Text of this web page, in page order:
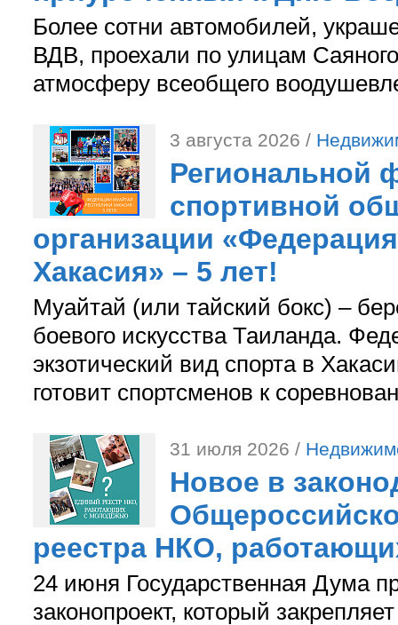
Более сотни автомобилей,
ВДВ, проехали по улицам
атмосферу всеобщего
3 августа 2026 /
Региональной
спортивной
организации
Хакасия» – 5 лет!
Муайтай (или тайский бокс) –
боевого искусства Таиланда.
экзотический вид спорта в
готовит спортсменов к
31 июля 2026 /
Новое в
реестра НКО,
24 июня Государственная Дума
законопроект, который